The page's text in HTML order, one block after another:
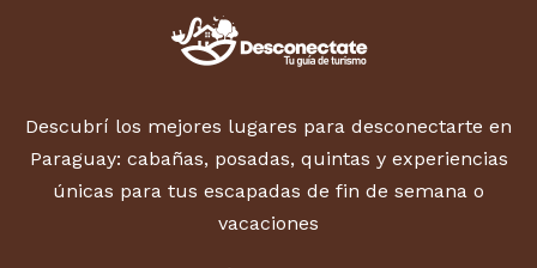
Descubrí los mejores lugares para desconectarte en
Paraguay: cabañas, posadas, quintas y experiencias
únicas para tus escapadas de fin de semana o
vacaciones